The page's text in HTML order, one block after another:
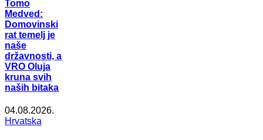
Tomo
Medved:
Domovinski
rat temelj je
naše
državnosti, a
VRO Oluja
kruna svih
naših bitaka
04.08.2026.
Hrvatska